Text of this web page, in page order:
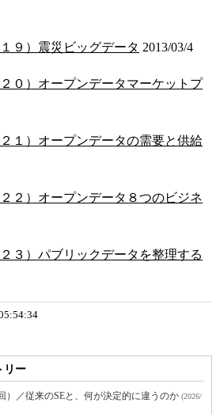
９）震災ビッグデータ 2013/03/4
０）オープンデータマーケットプ
１）オープンデータの需要と供給
２）オープンデータ８つのビジネ
３）パブリックデータを整理する
リー
）／従来のSEと、何が決定的に違うのか (2026/